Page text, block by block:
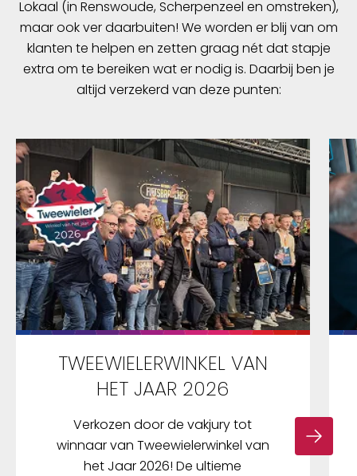
Lokaal (in Renswoude, Scherpenzeel en omstreken),
maar ook ver daarbuiten! We worden er blij van om
klanten te helpen en zetten graag nét dat stapje
extra om te bereiken wat er nodig is. Daarbij ben je
altijd verzekerd van deze punten:
TWEEWIELERWINKEL VAN
HET JAAR 2026
Verkozen door de vakjury tot
winnaar van Tweewielerwinkel van
het Jaar 2026! De ultieme